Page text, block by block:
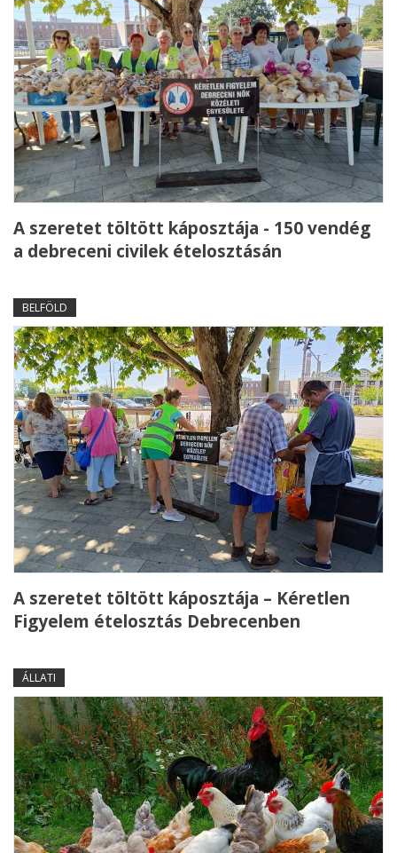
A szeretet töltött káposztája - 150 vendég
a debreceni civilek ételosztásán
BELFÖLD
A szeretet töltött káposztája – Kéretlen
Figyelem ételosztás Debrecenben
ÁLLATI